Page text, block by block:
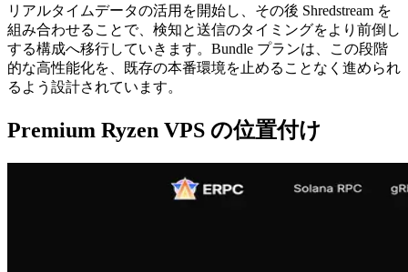
リアルタイムデータの活用を開始し、その後 Shredstream を
組み合わせることで、検知と送信のタイミングをより前倒し
する構成へ移行していきます。Bundle プランは、この段階
的な高性能化を、既存の本番環境を止めることなく進められ
るよう設計されています。
Premium Ryzen VPS の位置付け